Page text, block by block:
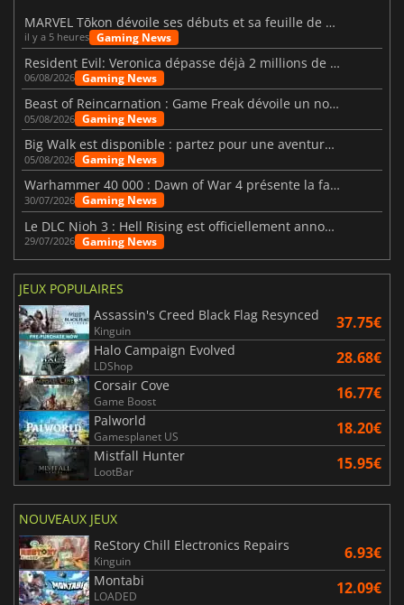
MARVEL Tōkon dévoile ses débuts et sa feuille de route
il y a 5 heures Gaming News
Resident Evil: Veronica dépasse déjà 2 millions de wishlists
06/08/2026 Gaming News
Beast of Reincarnation : Game Freak dévoile un nouveau pari
05/08/2026 Gaming News
Big Walk est disponible : partez pour une aventure entre amis
05/08/2026 Gaming News
Warhammer 40 000 : Dawn of War 4 présente la faction des Nécrons
30/07/2026 Gaming News
Le DLC Nioh 3 : Hell Rising est officiellement annoncé
29/07/2026 Gaming News
JEUX POPULAIRES
Assassin's Creed Black Flag Resynced
Kinguin 37.75€
Halo Campaign Evolved
LDShop 28.68€
Corsair Cove
Game Boost 16.77€
Palworld
Gamesplanet US 18.20€
Mistfall Hunter
LootBar 15.95€
NOUVEAUX JEUX
ReStory Chill Electronics Repairs
Kinguin 6.93€
Montabi
LOADED 12.09€